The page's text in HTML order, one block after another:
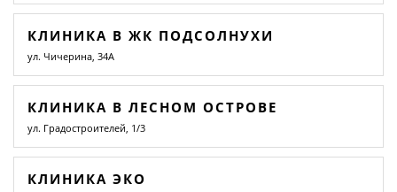
КЛИНИКА В ЖК ПОДСОЛНУХИ
ул. Чичерина, 34А
КЛИНИКА В ЛЕСНОМ ОСТРОВЕ
ул. Градостроителей, 1/3
КЛИНИКА ЭКО